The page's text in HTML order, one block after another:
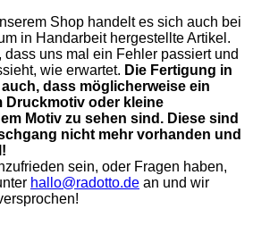
Shop handelt es sich auch bei
in Handarbeit hergestellte Artikel.
dass uns mal ein Fehler passiert und
wie erwartet. Die Fertigung in
dass möglicherweise ein
Druckmotiv oder kleine
Motiv zu sehen sind. Diese sind
nicht mehr vorhanden und
sein, oder Fragen haben,
hallo@radotto.de an und wir